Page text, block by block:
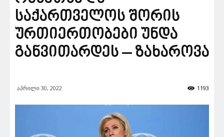
საქართველოს შორის
ურთიერთობები უნდა
განვითარდეს – ზახაროვა
აპრილი 30, 2022 1193